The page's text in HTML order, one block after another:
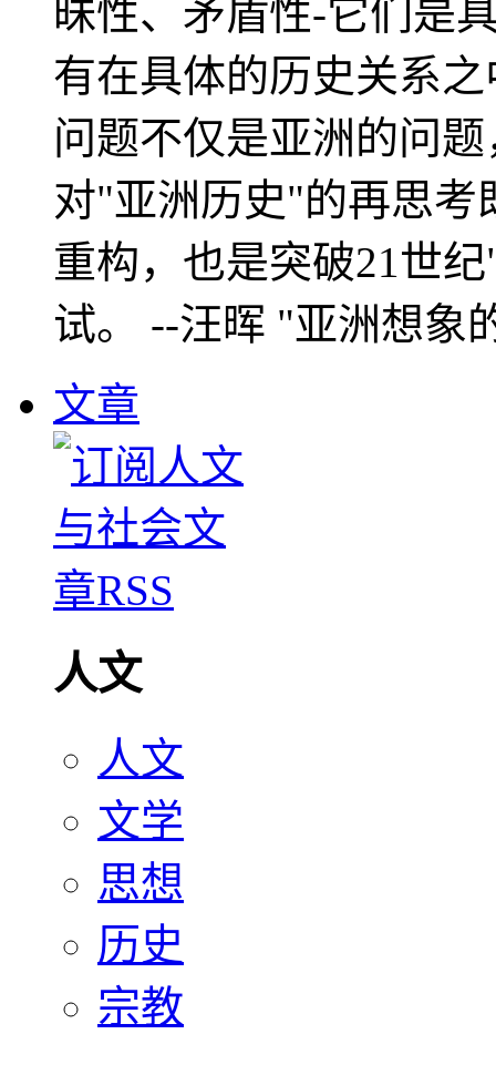
昧性、矛盾性-它们是
有在具体的历史关系
问题不仅是亚洲的问
对"亚洲历史"的再思考
重构，也是突破21世
试。 --汪晖 "亚洲想象
文章
人文
人文
文学
思想
历史
宗教